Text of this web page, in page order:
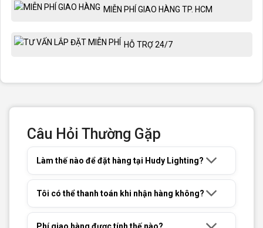
MIỄN PHÍ GIAO HÀNG TP. HCM
HỖ TRỢ 24/7
Câu Hỏi Thường Gặp
Làm thế nào để đặt hàng tại Hudy Lighting?
Tôi có thể thanh toán khi nhận hàng không?
Phí giao hàng được tính thế nào?